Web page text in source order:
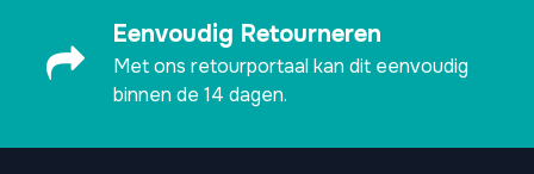
Eenvoudig Retourneren
Met ons retourportaal kan dit eenvoudig
binnen de 14 dagen.